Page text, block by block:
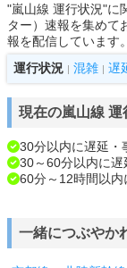
"嵐山線 運行状況"に
ター）速報を集めて
報を配信しています。
運行状況
混雑 遅
現在の嵐山線 運
30分以内に遅延・
30～60分以内に
60分～12時間以
一緒につぶやか